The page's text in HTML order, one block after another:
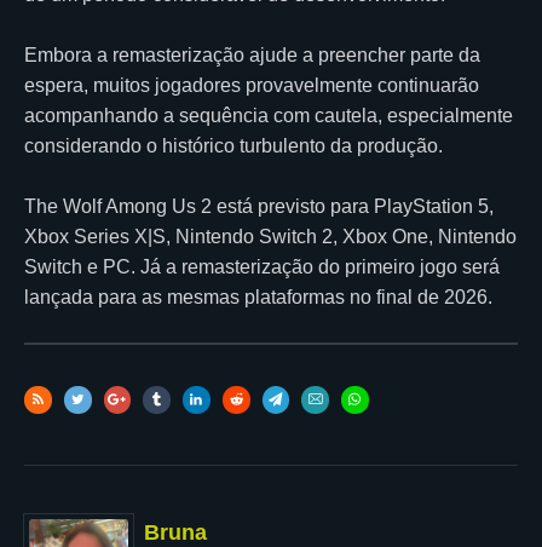
Embora a remasterização ajude a preencher parte da
espera, muitos jogadores provavelmente continuarão
acompanhando a sequência com cautela, especialmente
considerando o histórico turbulento da produção.
The Wolf Among Us 2 está previsto para PlayStation 5,
Xbox Series X|S, Nintendo Switch 2, Xbox One, Nintendo
Switch e PC. Já a remasterização do primeiro jogo será
lançada para as mesmas plataformas no final de 2026.
Bruna